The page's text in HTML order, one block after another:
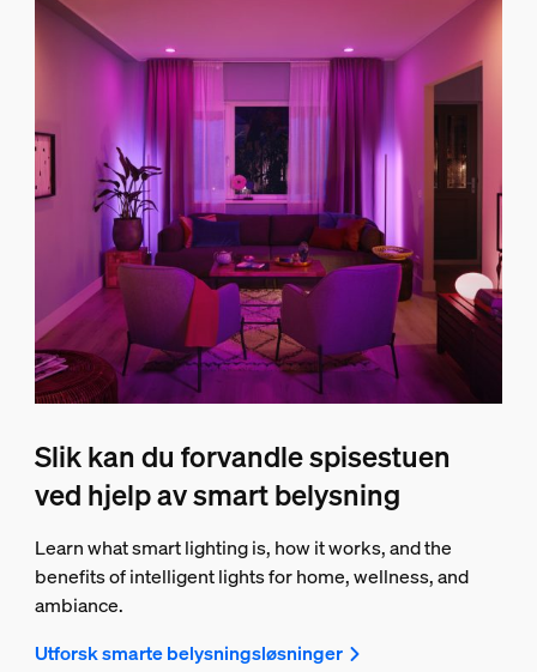
Slik kan du forvandle spisestuen
ved hjelp av smart belysning
Learn what smart lighting is, how it works, and the
benefits of intelligent lights for home, wellness, and
ambiance.
Utforsk smarte belysningsløsninger